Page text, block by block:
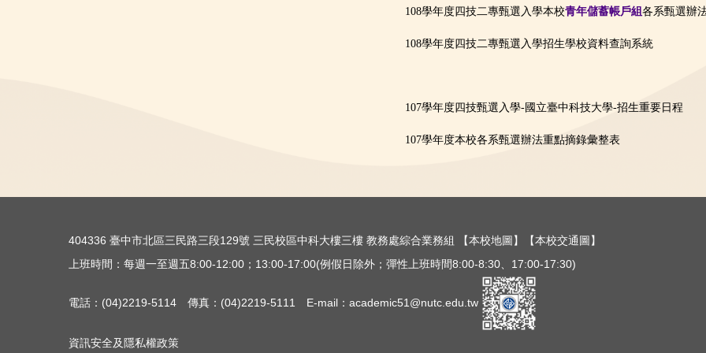
108學年度四技二專甄選入學本校青年儲蓄帳戶組 各系甄選辦
108學年度四技二專甄選入學招生學校資料查詢系統
107學年度四技甄選入學-國立臺中科技大學-招生重要日程
107學年度本校各系甄選辦法重點摘錄彙整表
404336 臺中市北區三民路三段129號 三民校區中科大樓三樓 教務處綜合業務組 【本校地圖】
【本校交通圖】
上班時間：每週一至週五8:00-12:00；13:00-17:00(例假日除外；彈性上班時間8:00-8:30、17:00-17:30)
電話：(04)2219-5114 傳真：(04)2219-5111 E-mail：academic51@nutc.edu.tw
資訊安全及隱私權政策